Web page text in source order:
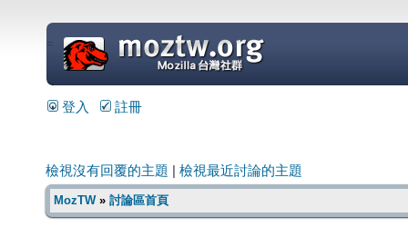
=
登入 註冊
檢視沒有回覆的主題 檢視最近討論的主題
MozTW» 討論區首頁